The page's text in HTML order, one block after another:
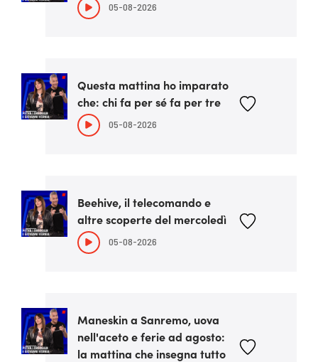
05-08-2026
Questa mattina ho imparato
che: chi fa per sé fa per tre
05-08-2026
Beehive, il telecomando e
altre scoperte del mercoledì
05-08-2026
Maneskin a Sanremo, uova
nell'aceto e ferie ad agosto:
la mattina che insegna tutto